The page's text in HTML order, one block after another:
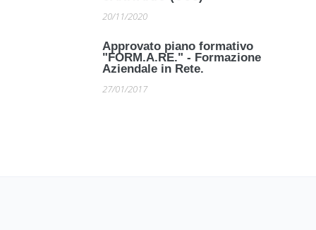
20/11/2020
Approvato piano formativo
"FORM.A.RE." - Formazione
Aziendale in Rete.
27/01/2017